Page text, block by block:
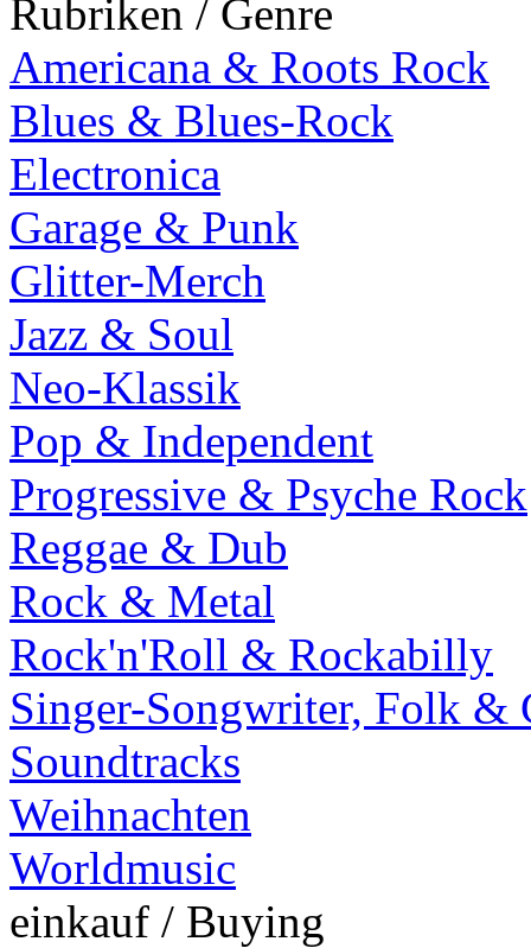
Rubriken / Genre
Americana & Roots Rock
Blues & Blues-Rock
Electronica
Garage & Punk
Glitter-Merch
Jazz & Soul
Neo-Klassik
Pop & Independent
Progressive & Psyche Rock
Reggae & Dub
Rock & Metal
Rock'n'Roll & Rockabilly
Singer-Songwriter, Folk &
Soundtracks
Weihnachten
Worldmusic
einkauf / Buying